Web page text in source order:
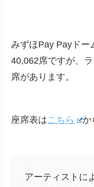
みずほPay Payドー
40,062席ですが、
席があります。
座席表はこちら か
アーティストに